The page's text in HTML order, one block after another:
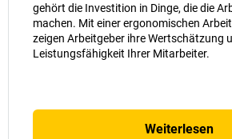
gehört die Investition in Dinge, die die
machen. Mit einer ergonomischen
zeigen Arbeitgeber ihre Wertschätzung
Leistungsfähigkeit Ihrer Mitarbeiter.
Weiterlesen